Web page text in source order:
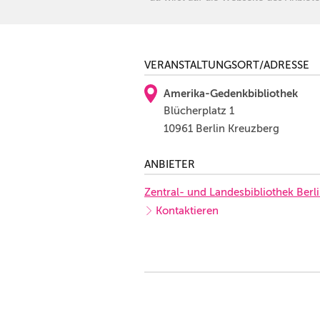
VERANSTALTUNGSORT/ADRESSE
Amerika-Gedenkbibliothek
Blücherplatz 1
10961 Berlin Kreuzberg
ANBIETER
Zentral- und Landesbibliothek
Kontaktieren